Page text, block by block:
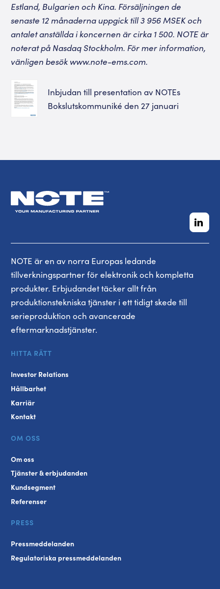
Estland, Bulgarien och Kina. Försäljningen de
senaste 12 månaderna uppgick till 3 956 MSEK och
antalet anställda i koncernen är cirka 1 500. NOTE är
noterat på Nasdaq Stockholm. För mer information,
vänligen besök www.note-ems.com.
Inbjudan till presentation av NOTEs
Bokslutskommuniké den 27 januari
NOTE är en av norra Europas ledande
tillverkningspartner för elektronik och kompletta
produkter. Erbjudandet täcker allt från
produktionstekniska tjänster i ett tidigt skede till
serieproduktion och avancerade
eftermarknadstjänster.
HITTA RÄTT
Investor Relations
Hållbarhet
Karriär
Kontakt
OM OSS
Om oss
Tjänster & erbjudanden
Kundsegment
Referenser
PRESS
Pressmeddelanden
Regulatoriska pressmeddelanden